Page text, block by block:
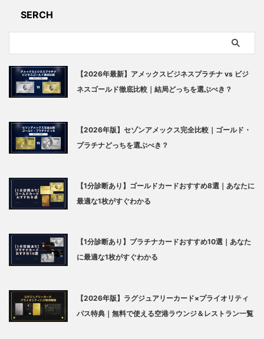
SERCH
【2026年最新】アメックスビジネスプラチナ vs ビジ
ネスゴールド徹底比較｜結局どっちを選ぶべき？
【2026年版】セゾンアメックス完全比較｜ゴールド・
プラチナどっちを選ぶべき？
【1分診断あり】ゴールドカードおすすめ8選｜あなたに
最適な1枚がすぐわかる
【1分診断あり】プラチナカードおすすめ10選｜あなた
に最適な1枚がすぐわかる
【2026年版】ラグジュアリーカード×プライオリティ
パス特典｜無料で使える空港ラウンジ＆レストラン一覧